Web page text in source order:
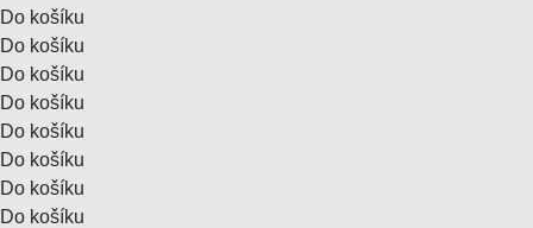
Do košíku
Do košíku
Do košíku
Do košíku
Do košíku
Do košíku
Do košíku
Do košíku